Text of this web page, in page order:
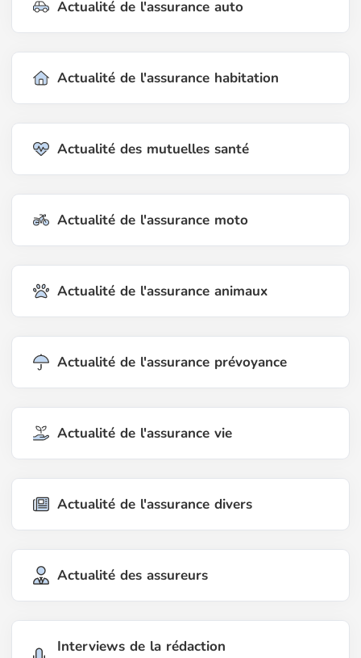
Actualité de l'assurance auto
Actualité de l'assurance habitation
Actualité des mutuelles santé
Actualité de l'assurance moto
Actualité de l'assurance animaux
Actualité de l'assurance prévoyance
Actualité de l'assurance vie
Actualité de l'assurance divers
Actualité des assureurs
Interviews de la rédaction